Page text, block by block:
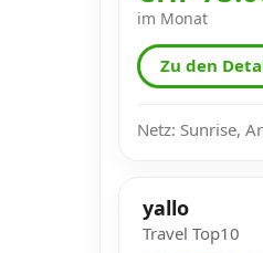
im Monat
Zu den
Netz: Sunrise,
yallo
Travel Top10